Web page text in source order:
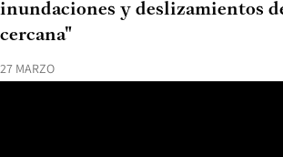
27 MARZO
inundaciones y deslizamientos
cercana"